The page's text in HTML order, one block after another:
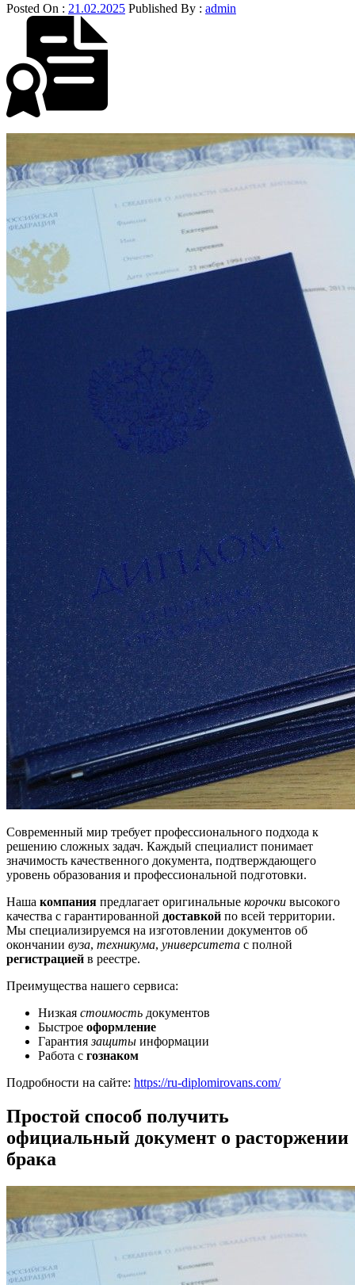
Posted On : 21.02.2025 Published By : admin
Современный мир требует профессионального подхода к
решению сложных задач. Каждый специалист понимает
значимость качественного документа, подтверждающего
уровень образования и профессиональной подготовки.
Наша компания предлагает оригинальные корочки высокого
качества с гарантированной доставкой по всей территории.
Мы специализируемся на изготовлении документов об
окончании вуза, техникума, университета с полной
регистрацией в реестре.
Преимущества нашего сервиса:
Низкая стоимость документов
Быстрое оформление
Гарантиязащиты информации
Работа с гознаком
Подробности на сайте: https://ru-diplomirovans.com/
Простой способ получить
официальный документ о расторжении
брака